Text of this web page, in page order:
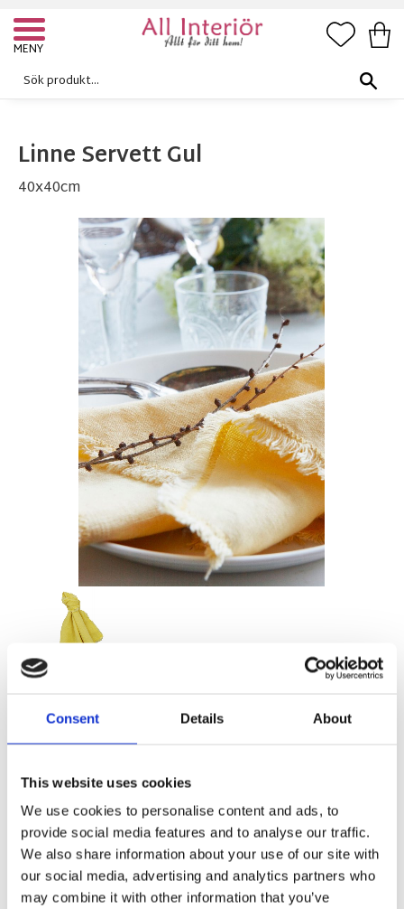
Consent Details About
This website uses cookies
We use cookies to personalise content and ads, to
provide social media features and to analyse our traffic.
We also share information about your use of our site with
our social media, advertising and analytics partners who
may combine it with other information that you’ve
Meny
Linne Servett Gul
40x40cm
109,00
Antal
st KÖP
Lagerstatus 11 st i lager Artikelnr 22479 Tillverkare
Redlunds